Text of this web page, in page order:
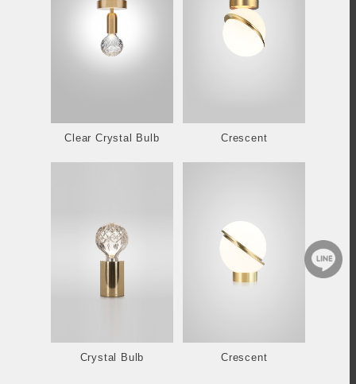
Clear Crystal Bulb Crescent
Crystal Bulb Crescent